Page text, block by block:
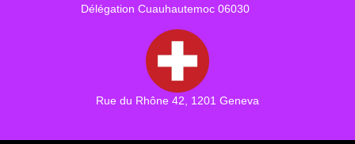
Délégation Cuauhautemoc 06030
Rue du Rhône 42, 1201 Geneva